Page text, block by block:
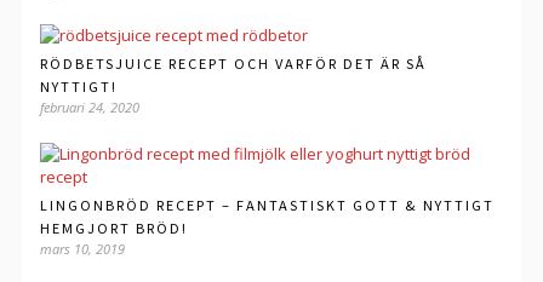
RÖDBETSJUICE RECEPT OCH VARFÖR DET ÄR SÅ
NYTTIGT!
februari 24, 2020
LINGONBRÖD RECEPT – FANTASTISKT GOTT & NYTTIGT
HEMGJORT BRÖD!
mars 10, 2019